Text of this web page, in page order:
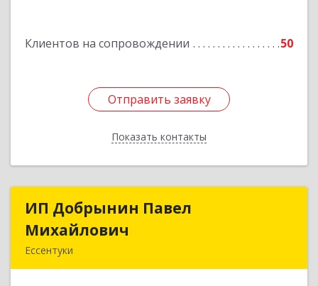
Клиентов на сопровождении 50
Отправить заявку
Показать контакты
Отправить заявку
Назад
ИП Добрынин Павел
Михайлович
Ессентуки
ИП Добрынин Павел